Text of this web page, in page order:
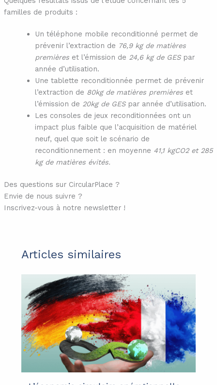
familles de produits :
Un téléphone mobile reconditionné permet de
prévenir l’extraction de 76,9 kg de matières
premièreset l’émission de 24,6 kg de GESpar
année d’utilisation.
Une tablette reconditionnée permet de prévenir
l’extraction de 80kg de matières premièreset
l’émission de 20kg de GESpar année d’utilisation.
Les consoles de jeux reconditionnées ont un
impact plus faible que l’acquisition de matériel
neuf, quel que soit le scénario de
reconditionnement : en moyenne 41,1 kgCO2 et 285
kg de matières évités.
Des questions sur CircularPlace ?
Envie de nous suivre ?
Inscrivez-vous à notre newsletter !
Articles similaires